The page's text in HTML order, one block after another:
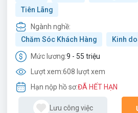
Tiên Lãng
Ngành nghề:
Chăm Sóc Khách Hàng
Kinh
Mức lương:9 - 55 triệu
Lượt xem:608 lượt xem
Hạn nộp hồ sơ:ĐÃ HẾT HẠN
Lưu công việc